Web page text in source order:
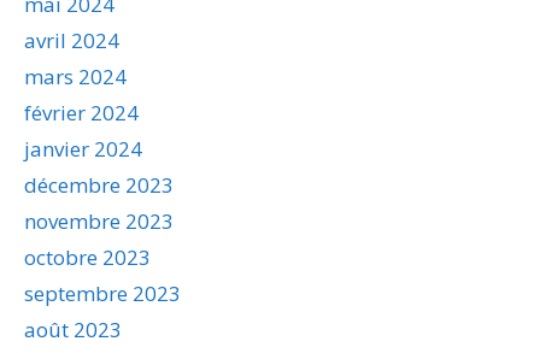
avril 2024
mars 2024
février 2024
janvier 2024
décembre 2023
novembre 2023
octobre 2023
septembre 2023
août 2023